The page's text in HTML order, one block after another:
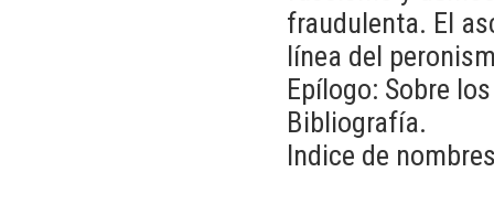
fraudulenta. El
línea del
Epílogo: Sobre
Bibliografía.
Indice de